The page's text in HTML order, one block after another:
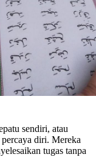
sendiri, atau
diri. Mereka
tugas tanpa